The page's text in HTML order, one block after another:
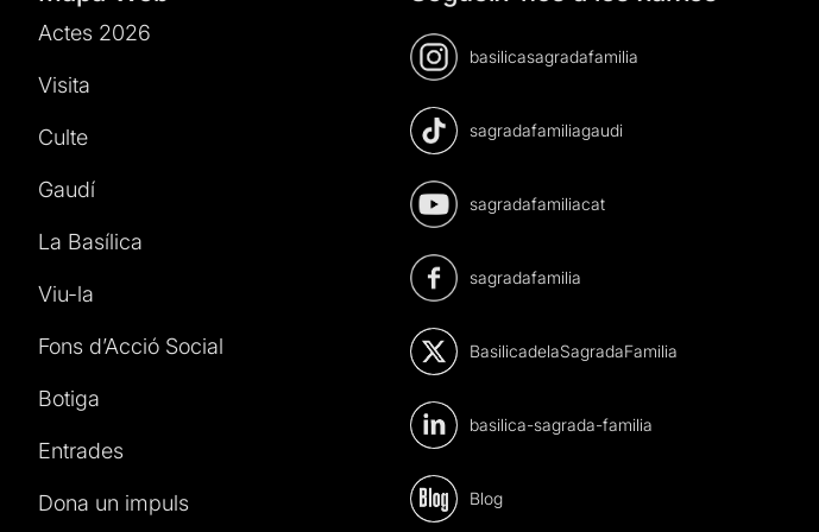
Actes 2026
Visita
Culte
Gaudí
La Basílica
Viu-la
Fons d’Acció Social
Botiga
Entrades
Dona un impuls
basilicasagradafamilia
sagradafamiliagaudi
sagradafamiliacat
sagradafamilia
BasilicadelaSagradaFamilia
basilica-sagrada-familia
Blog